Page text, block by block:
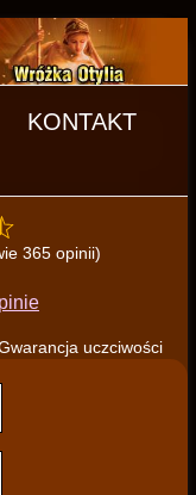
KONTAKT
365 opinii)
uczciwości